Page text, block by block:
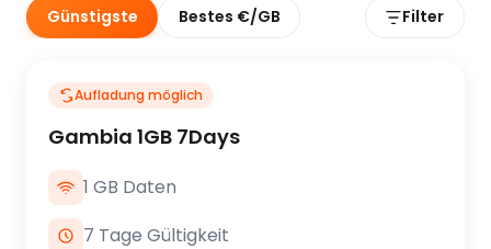
Günstigste Bestes €/GB Filter
Aufladung möglich
Gambia 1GB 7Days
1 GB Daten
7 Tage Gültigkeit